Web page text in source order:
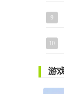
9
10
游